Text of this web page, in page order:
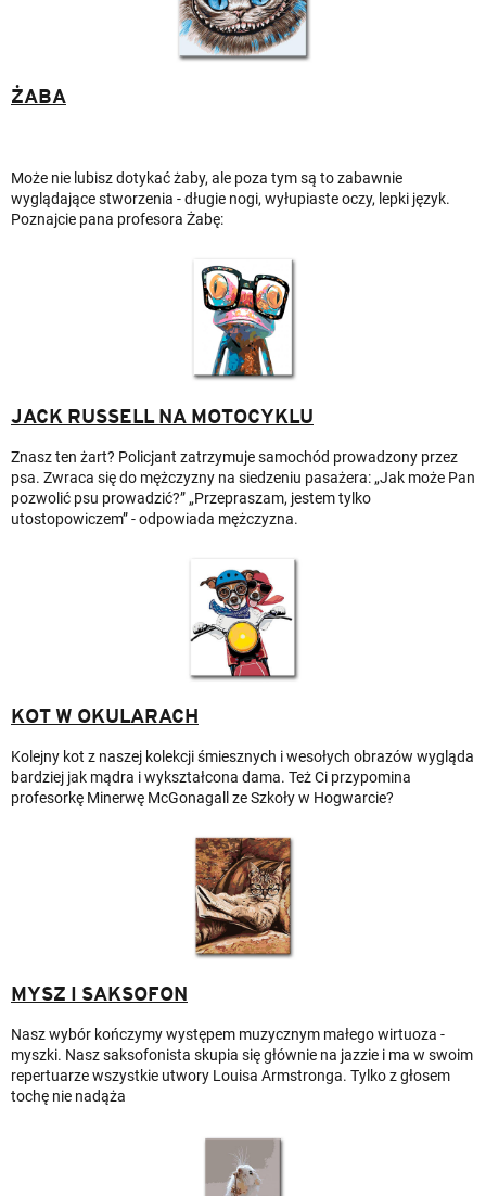
ŻABA
Może nie lubisz dotykać żaby, ale poza tym są to zabawnie
wyglądające stworzenia - długie nogi, wyłupiaste oczy, lepki język.
Poznajcie pana profesora Żabę:
JACK RUSSELL NA MOTOCYKLU
Znasz ten żart? Policjant zatrzymuje samochód prowadzony przez
psa. Zwraca się do mężczyzny na siedzeniu pasażera: „Jak może Pan
pozwolić psu prowadzić?” „Przepraszam, jestem tylko
utostopowiczem” - odpowiada mężczyzna.
KOT W OKULARACH
Kolejny kot z naszej kolekcji śmiesznych i wesołych obrazów wygląda
bardziej jak mądra i wykształcona dama. Też Ci przypomina
profesorkę Minerwę McGonagall ze Szkoły w Hogwarcie?
MYSZ I SAKSOFON
Nasz wybór kończymy występem muzycznym małego wirtuoza -
myszki. Nasz saksofonista skupia się głównie na jazzie i ma w swoim
repertuarze wszystkie utwory Louisa Armstronga. Tylko z głosem
tochę nie nadąża